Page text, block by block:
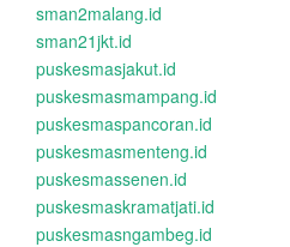
sman2malang.id
sman21jkt.id
puskesmasjakut.id
puskesmasmampang.id
puskesmaspancoran.id
puskesmasmenteng.id
puskesmassenen.id
puskesmaskramatjati.id
puskesmasngambeg.id